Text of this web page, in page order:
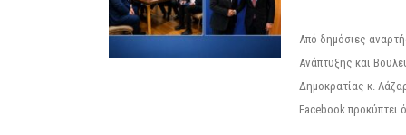
Από δημόσιες
Ανάπτυξης και
Δημοκρατίας κ.
Facebook προκύπτει